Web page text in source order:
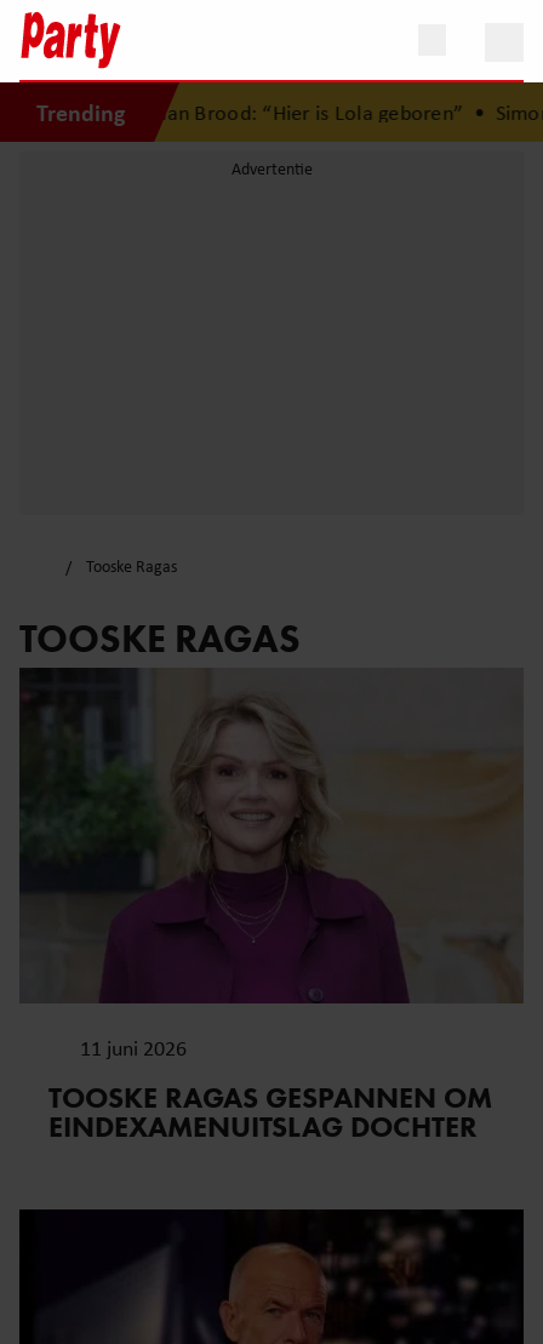
Trending
Herman Brood: “Hier is Lola geboren” •Simon Keizer
Tooske Ragas
TOOSKE RAGAS
11 juni 2026
TOOSKE RAGAS GESPANNEN OM
EINDEXAMENUITSLAG DOCHTER